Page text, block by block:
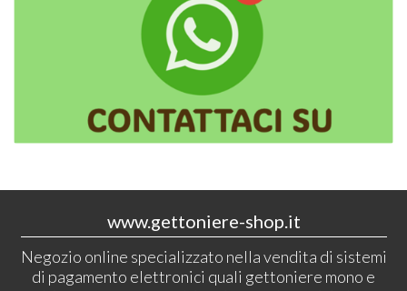
www.gettoniere-shop.it
Negozio online specializzato nella vendita di sistemi
di pagamento elettronici quali gettoniere mono e